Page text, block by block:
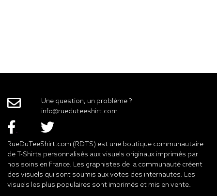
Une question, un problème ?
info@rueduteeshirt.com
RueDuTeeShirt.com (RDTS) est une boutique communautaire
de T-Shirts personnalisés aux visuels originaux imprimés par
nos soins en France. Les graphistes de la communauté créent
des visuels qui sont soumis aux votes des internautes. Les
visuels les plus populaires sont imprimés et mis en vente.